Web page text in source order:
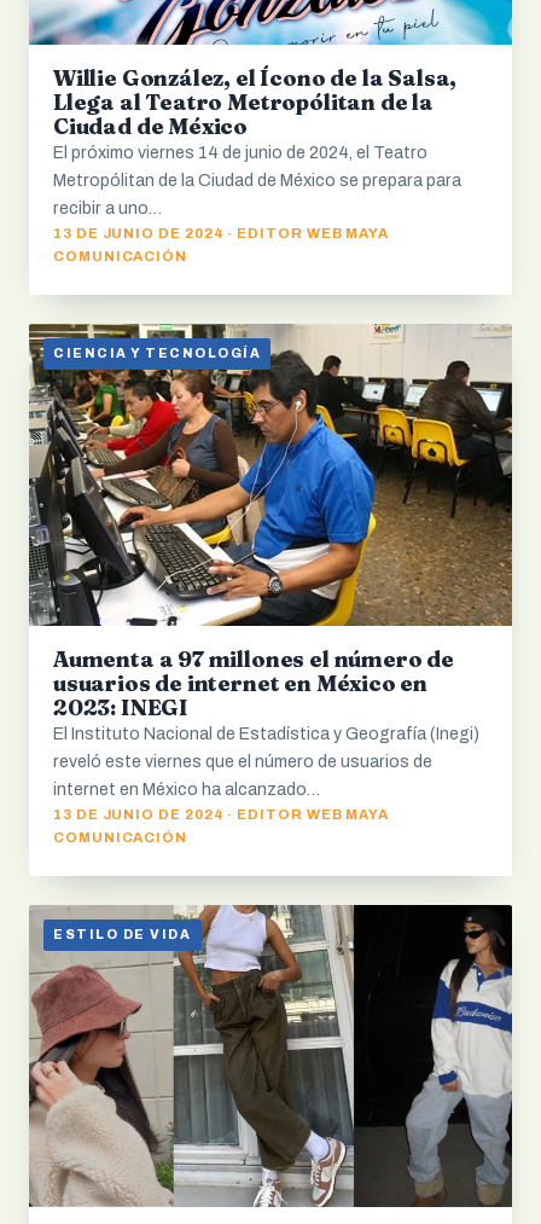
Willie González, el Ícono de la Salsa,
Llega al Teatro Metropólitan de la
Ciudad de México
El próximo viernes 14 de junio de 2024, el Teatro
Metropólitan de la Ciudad de México se prepara para
recibir a uno…
13 DE JUNIO DE 2024 · EDITOR WEB MAYA
COMUNICACIÓN
CIENCIA Y TECNOLOGÍA
Aumenta a 97 millones el número de
usuarios de internet en México en
2023: INEGI
El Instituto Nacional de Estadística y Geografía (Inegi)
reveló este viernes que el número de usuarios de
internet en México ha alcanzado…
13 DE JUNIO DE 2024 · EDITOR WEB MAYA
COMUNICACIÓN
ESTILO DE VIDA